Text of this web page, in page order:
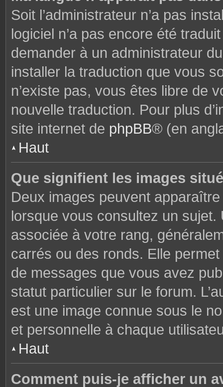
Soit l’administrateur n’a pas
logiciel n’a pas encore été
demander à un administrateur
installer la traduction que vous
n’existe pas, vous êtes libre de
nouvelle traduction. Pour plus
site internet de phpBB® (en
Haut
Que signifient les images
Deux images peuvent
lorsque vous consultez un sujet.
associée à votre rang,
carrés ou des ronds. Elle
de messages que vous avez
statut particulier sur le forum.
est une image connue sous le
et personnelle à chaque
Haut
Comment puis-je afficher un